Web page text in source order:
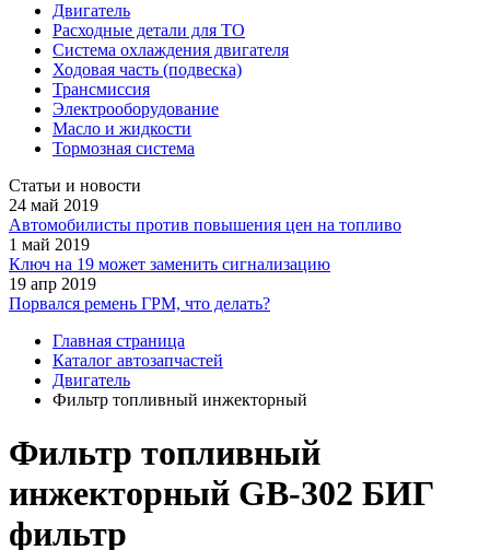
Двигатель
Расходные детали для ТО
Система охлаждения двигателя
Ходовая часть (подвеска)
Трансмиссия
Электрооборудование
Масло и жидкости
Тормозная система
Статьи и новости
24 май 2019
Автомобилисты против повышения цен на топливо
1 май 2019
Ключ на 19 может заменить сигнализацию
19 апр 2019
Порвался ремень ГРМ, что делать?
Главная страница
Каталог автозапчастей
Двигатель
Фильтр топливный инжекторный
Фильтр топливный
инжекторный GB-302 БИГ
фильтр